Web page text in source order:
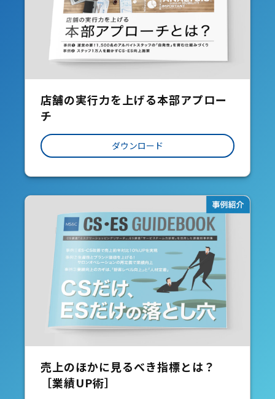
店舗の実行力を上げる本部アプロー
チ
ダウンロード
売上のほかに見るべき指標とは？
［業績UP術］